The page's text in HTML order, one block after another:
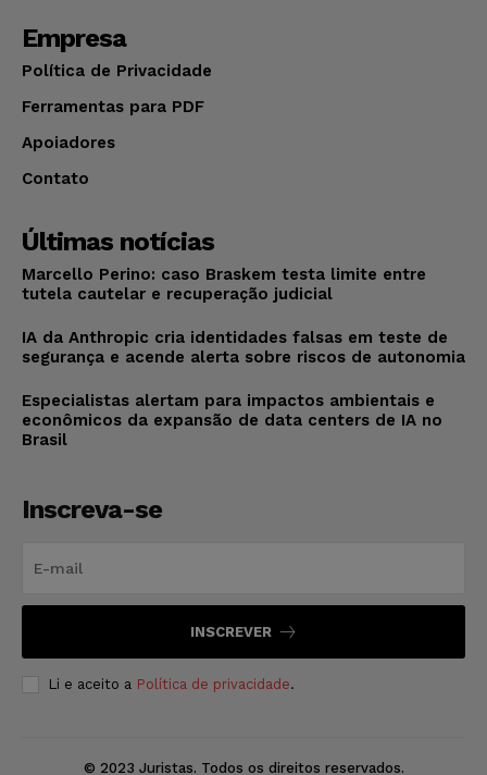
Empresa
Política de Privacidade
Ferramentas para PDF
Apoiadores
Contato
Últimas notícias
Marcello Perino: caso Braskem testa limite entre
tutela cautelar e recuperação judicial
IA da Anthropic cria identidades falsas em teste de
segurança e acende alerta sobre riscos de autonomia
Especialistas alertam para impactos ambientais e
econômicos da expansão de data centers de IA no
Brasil
Inscreva-se
INSCREVER
Li e aceito a Política de privacidade.
© 2023 Juristas. Todos os direitos reservados.